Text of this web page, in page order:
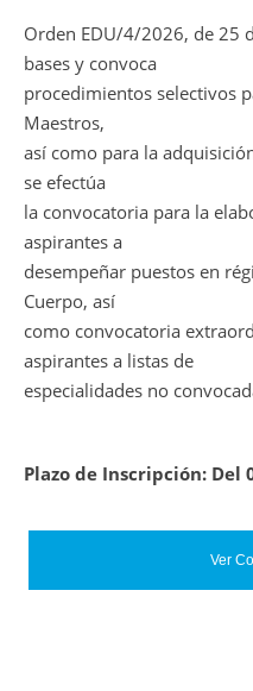
Orden EDU/4/2026, de 25
bases y convoca
procedimientos selectivos
Maestros,
así como para la
se efectúa
la convocatoria para la
aspirantes a
desempeñar puestos en
Cuerpo, así
como convocatoria
aspirantes a listas de
especialidades no
Plazo de Inscripción: Del
Ver